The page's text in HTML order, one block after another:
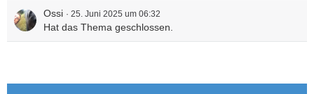
Ossi 25. Juni 2025 um 06:32
Hat das Thema geschlossen.